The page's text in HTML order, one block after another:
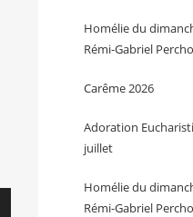
Homélie du
Rémi-Gabriel
Carême 2026
Adoration
juillet
Homélie du
Rémi-Gabriel